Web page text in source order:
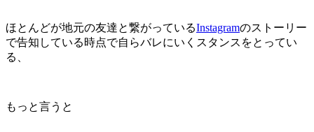
ほとんどが地元の友達と繋がっているInstagramのストーリー
で告知している時点で自らバレにいくスタンスをとってい
る、
もっと言うと